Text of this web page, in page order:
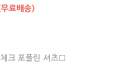
료배송)
크 포플린 셔츠□